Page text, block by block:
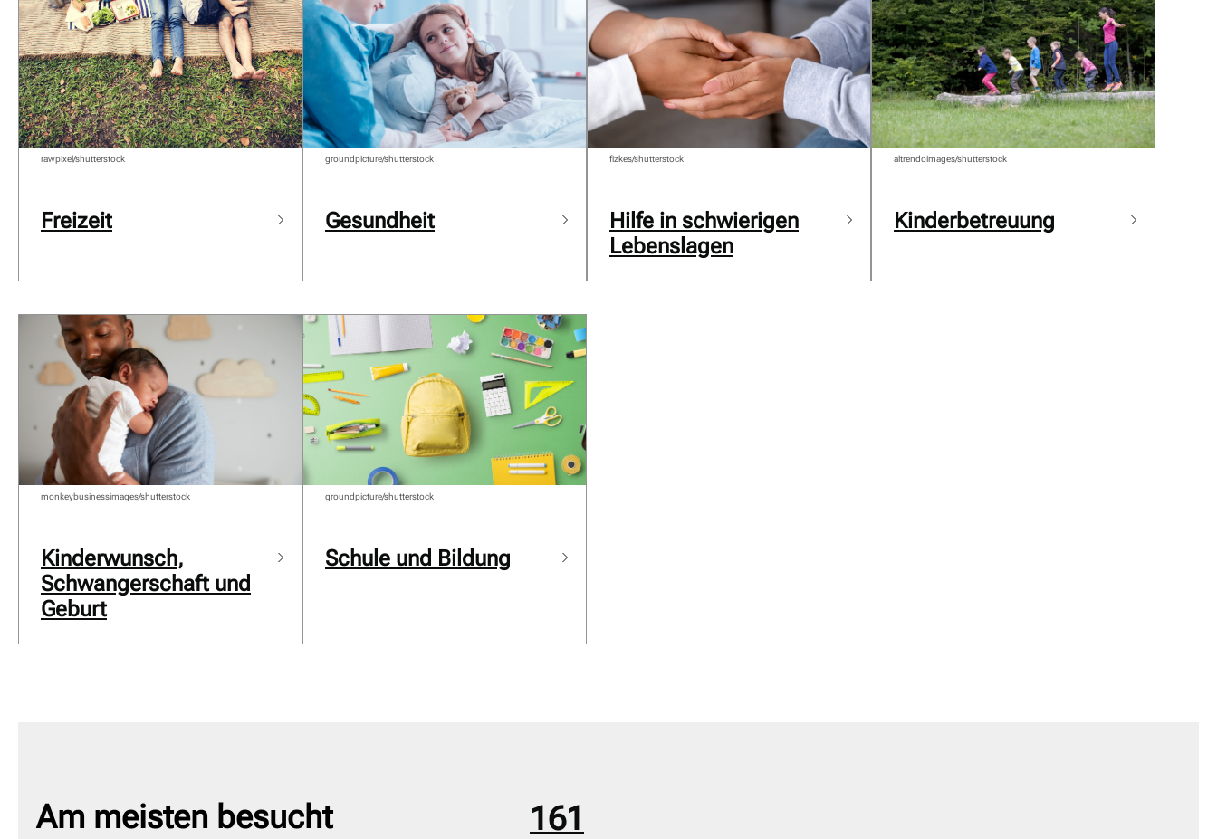
Freizeit
rawpixel/shutterstock
Gesundheit
groundpicture/shutterstock
Hilfe in schwierigen
Lebenslagen
fizkes/shutterstock
Kinderbetreuung
altrendoimages/shutterstock
Kinderwunsch,
Schwangerschaft und
Geburt
monkeybusinessimages/shutterstock
Schule und Bildung
groundpicture/shutterstock
Am meisten besucht
161